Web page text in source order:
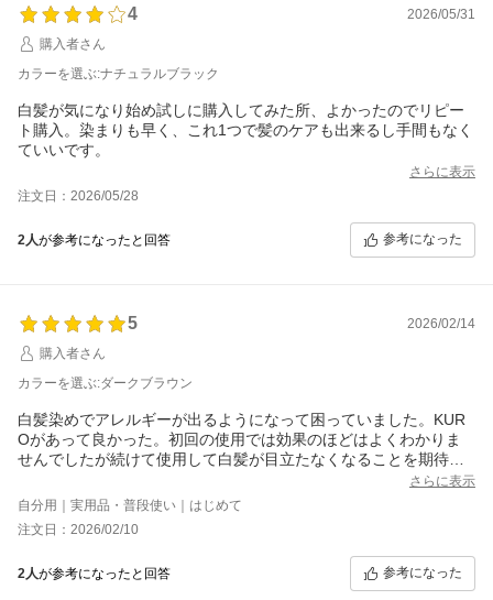
4
2026/05/31
購入者さん
カラーを選ぶ:ナチュラルブラック
白髪が気になり始め試しに購入してみた所、よかったのでリピー
ト購入。染まりも早く、これ1つで髪のケアも出来るし手間もなく
ていいです。
さらに表示
注文日：2026/05/28
2人が参考になったと回答 参考になった
5
2026/02/14
購入者さん
カラーを選ぶ:ダークブラウン
白髪染めでアレルギーが出るようになって困っていました。KUR
Oがあって良かった。初回の使用では効果のほどはよくわかりま
せんでしたが続けて使用して白髪が目立たなくなることを期待し
さらに表示
自分用｜実用品・普段使い｜はじめて
注文日：2026/02/10
2人が参考になったと回答 参考になった